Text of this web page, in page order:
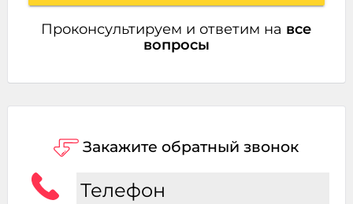
Проконсультируем и ответим на все
вопросы
Закажите обратный звонок
Телефон